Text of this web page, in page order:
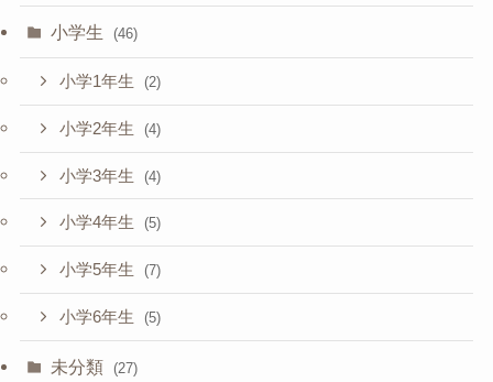
小学生 (46)
小学1年生 (2)
小学2年生 (4)
小学3年生 (4)
小学4年生 (5)
小学5年生 (7)
小学6年生 (5)
未分類 (27)